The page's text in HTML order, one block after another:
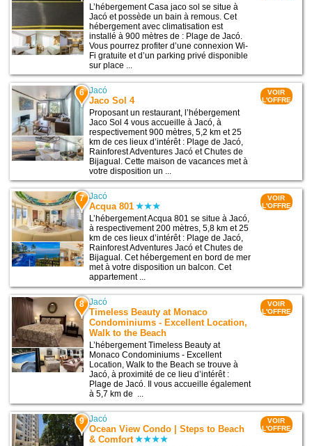
L’hébergement Casa jaco sol se situe à
Jacó et possède un bain à remous. Cet
hébergement avec climatisation est
installé à 900 mètres de : Plage de Jacó.
Vous pourrez profiter d’une connexion Wi-
Fi gratuite et d’un parking privé disponible
sur place ...
6 Jacó
Jaco Sol 4
Proposant un restaurant, l’hébergement
Jaco Sol 4 vous accueille à Jacó, à
respectivement 900 mètres, 5,2 km et 25
km de ces lieux d’intérêt : Plage de Jacó,
Rainforest Adventures Jacó et Chutes de
Bijagual. Cette maison de vacances met à
votre disposition un ...
VOIR
L'OFFRE
7 Jacó
Acqua 801
L’hébergement Acqua 801 se situe à Jacó,
à respectivement 200 mètres, 5,8 km et 25
km de ces lieux d’intérêt : Plage de Jacó,
Rainforest Adventures Jacó et Chutes de
Bijagual. Cet hébergement en bord de mer
met à votre disposition un balcon. Cet
appartement ...
VOIR
L'OFFRE
8 Jacó
Timeless Beauty at Monaco
Condominiums - Excellent Location,
Walk to the Beach
L’hébergement Timeless Beauty at
Monaco Condominiums - Excellent
Location, Walk to the Beach se trouve à
Jacó, à proximité de ce lieu d’intérêt :
Plage de Jacó. Il vous accueille également
à 5,7 km de ...
VOIR
L'OFFRE
9 Jacó
Ocean View Condo | Steps to Beach
& Comfort
VOIR
L'OFFRE